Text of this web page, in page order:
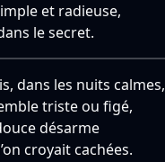
et radieuse,
le secret.
dans les nuits calmes,
triste ou figé,
désarme
croyait cachées.